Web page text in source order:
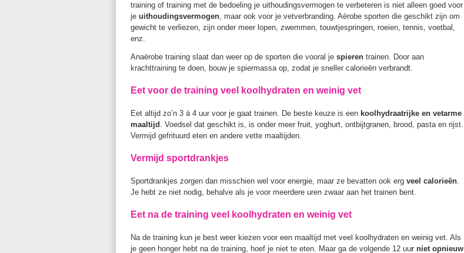
training of training met de bedoeling je uithoudingsvermogen te verbeteren is niet alleen goed voor
je uithoudingsvermogen, maar ook voor je vetverbranding. Aërobe sporten die geschikt zijn om
gewicht te verliezen, zijn onder meer lopen, zwemmen, touwtjespringen, roeien, tennis, voetbal,
enz.
Anaërobe training slaat dan weer op de sporten die vooral je spieren trainen. Door aan
krachttraining te doen, bouw je spiermassa op, zodat je sneller calorieën verbrandt.
Eet voor de training veel koolhydraten en weinig vet
Eet altijd zo’n 3 à 4 uur voor je gaat trainen. De beste keuze is een koolhydraatrijke en vetarme
maaltijd . Voedsel dat geschikt is, is onder meer fruit, yoghurt, ontbijtgranen, brood, pasta en rijst.
Vermijd gefrituurd eten en andere vette maaltijden.
Vermijd sportdrankjes
Sportdrankjes zorgen dan misschien wel voor energie, maar ze bevatten ook erg veel calorieën.
Je hebt ze niet nodig, behalve als je voor meerdere uren zwaar aan het trainen bent.
Eet na de training veel koolhydraten en weinig vet
Na de training kun je best weer kiezen voor een maaltijd met veel koolhydraten en weinig vet. Als
je geen honger hebt na de training, hoef je niet te eten. Maar ga de volgende 12 uur niet opnieuw